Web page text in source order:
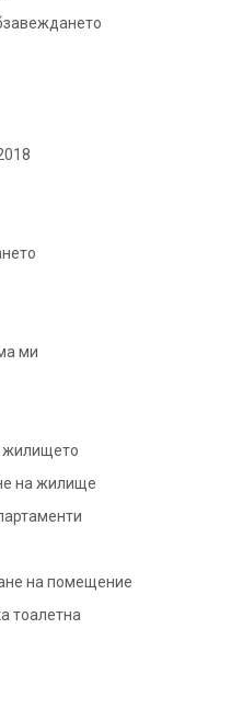
ми
жилището
на жилище
на помещение
тоалетна